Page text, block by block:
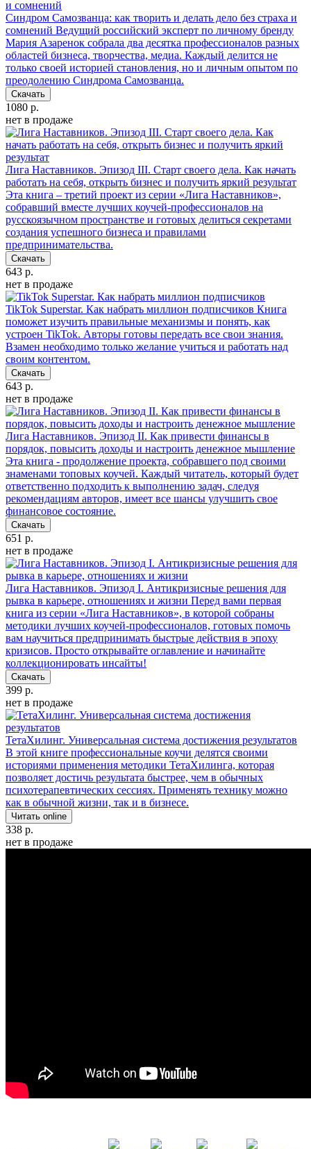
Синдром Самозванца: как творить и делать дело без страха и
сомнений Ведущий российский эксперт по личному бренду
Мария Азаренок собрала два десятка профессионалов разных
областей бизнеса, творчества, медиа. Каждый делится не
только своей историей становления, но и личным опытом по
преодолению Синдрома Самозванца.
Скачать
1080 р.
нет в продаже
Лига Наставников. Эпизод III. Cтарт своего дела. Как начать
работать на себя, открыть бизнес и получить яркий результат
Эта книга – третий проект из серии «Лига Наставников»,
собравший вместе лучших коучей-профессионалов на
русскоязычном пространстве и готовых делиться секретами
создания успешного бизнеса и правилами
предпринимательства.
Скачать
643 р.
нет в продаже
TikTok Superstar. Как набрать миллион подписчиков Книга
поможет изучить правильные механизмы и понять, как
устроен TikTok. Авторы готовы передать все свои знания.
Взамен необходимо только желание учиться и работать над
своим контентом.
Скачать
643 р.
нет в продаже
Лига Наставников. Эпизод II. Как привести финансы в
порядок, повысить доходы и настроить денежное мышление
Эта книга - продолжение проекта, собравшего под своими
знаменами топовых коучей. Каждый читатель, который будет
ответственно подходить к выполнению задач, следуя
рекомендациям авторов, имеет все шансы улучшить свое
финансовое состояние.
Скачать
651 р.
нет в продаже
Лига Наставников. Эпизод I. Антикризисные решения для
рывка в карьере, отношениях и жизни Перед вами первая
книга из серии «Лига Наставников», в которой собраны
методики лучших коучей-профессионалов, готовых помочь
вам научиться предпринимать быстрые действия в эпоху
кризисов. Просто открывайте оглавление и начинайте
коллекционировать инсайты!
Скачать
399 р.
нет в продаже
ТетаХилинг. Универсальная система достижения результатов
В этой книге профессиональные коучи делятся своими
историями применения методики ТетаХилинга, которая
позволяет достичь результата быстрее, чем в обычных
психотерапевтических сессиях. Применять технику можно
как в обычной жизни, так и в бизнесе.
Читать online
338 р.
нет в продаже